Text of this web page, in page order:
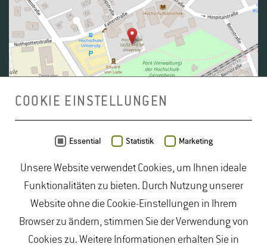
OpenStreetMap- Veröffentlicht unterODbL
duales Studium Gartenbau| Gartenbau Studium|
Lebensmittelrecht Studium|Lebensmittelsicherheit
Studium| Naturschutz Studium|Oenologie
Studium| Studiengang Logistik|Studiengänge
COOKIE EINSTELLUNGEN
Essential Statistik Marketing
Unsere Website verwendet Cookies, um Ihnen ideale
Funktionalitäten zu bieten. Durch Nutzung unserer
Website ohne die Cookie-Einstellungen in Ihrem
Browser zu ändern, stimmen Sie der Verwendung von
Cookies zu. Weitere Informationen erhalten Sie in